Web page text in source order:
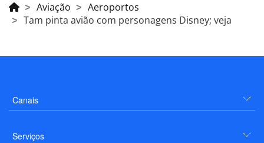
Aviação
Aeroportos
Tam pinta avião com personagens Disney; veja
Canais
Serviços